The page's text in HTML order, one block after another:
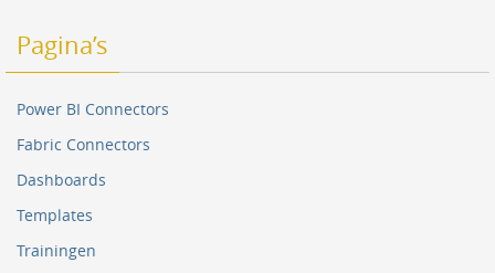
Pagina’s
Power BI Connectors
Fabric Connectors
Dashboards
Templates
Trainingen